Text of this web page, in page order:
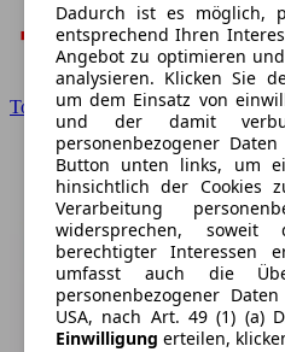
Toyota
Dadurch ist es möglich,
entsprechend Ihren
Angebot zu optimieren
analysieren. Klicken Sie
um dem Einsatz von
und der damit
personenbezogener
Button unten links, um
hinsichtlich der Cookies
Verarbeitung
widersprechen,
berechtigter Interessen
umfasst auch die
personenbezogener
USA, nach Art. 49 (1) (a)
Einwilligung erteilen,